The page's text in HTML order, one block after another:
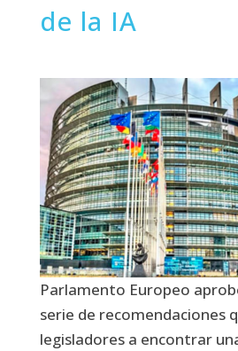
de la IA
Parlamento Europeo
serie de recomendaciones
legisladores a encontrar